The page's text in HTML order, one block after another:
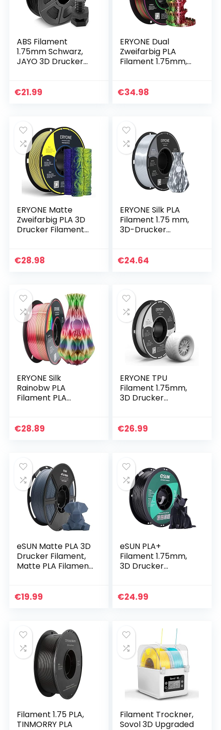
ABS Filament
1.75mm Schwarz,
JAYO 3D Drucker
0,03mm
€21.99
ERYONE Dual
Zweifarbig PLA
Filament 1.75mm,
+/- 0,02 mm, Rote
€34.98
ERYONE Matte
Zweifarbig PLA 3D
Drucker Filament
Drucker, Blau &
€28.98
ERYONE Silk PLA
Filament 1.75 mm,
3D-Drucker
Silber
€24.64
ERYONE Silk
Rainobw PLA
Filament PLA
Filament,+/- 0,03
€28.89
ERYONE TPU
Filament 1.75mm,
3D Drucker
Weiß
€26.99
eSUN Matte PLA 3D
Drucker Filament,
Matte PLA Filament
+/- 0,05 mm, 1KG
€19.99
eSUN PLA+
Filament 1.75mm,
3D Drucker
+/- 0.03mm, 1kg
€24.99
Filament 1.75 PLA,
TINMORRY PLA
Filament Trockner,
Sovol 3D Upgraded